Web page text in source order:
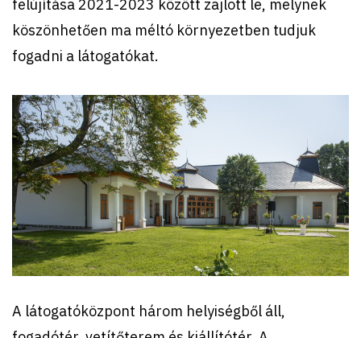
felújítása 2021-2023 között zajlott le, melynek
köszönhetően ma méltó környezetben tudjuk
fogadni a látogatókat.
A látogatóközpont három helyiségből áll,